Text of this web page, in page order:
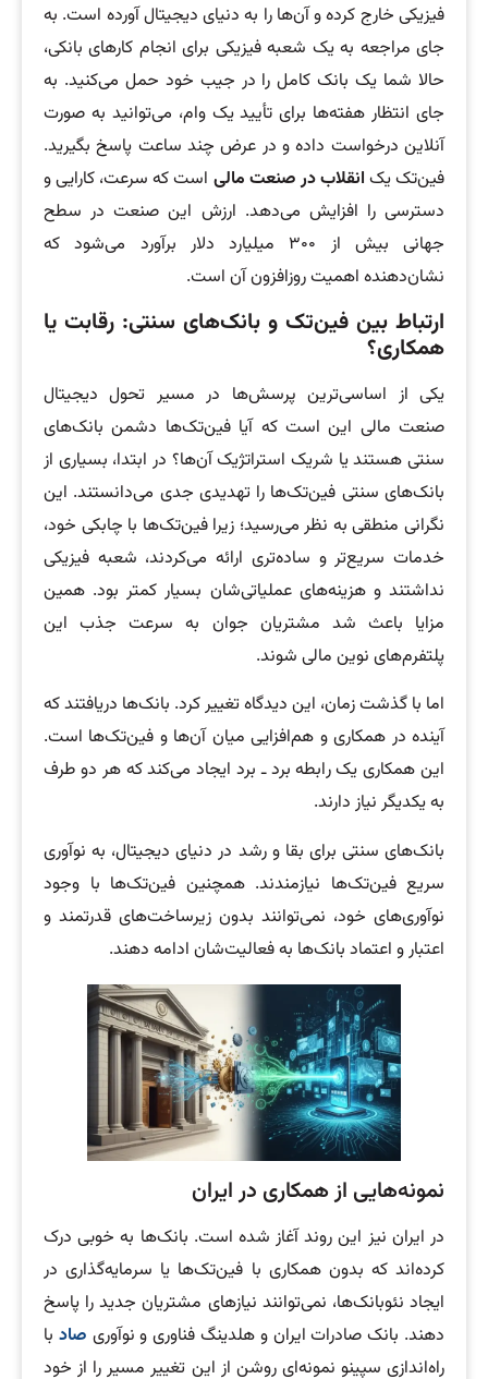
فیزیکی خارج کرده و آن‌ها را به دنیای دیجیتال آورده است. به
جای مراجعه به یک شعبه فیزیکی برای انجام کارهای بانکی،
حالا شما یک بانک کامل را در جیب خود حمل می‌کنید. به
جای انتظار هفته‌ها برای تأیید یک وام، می‌توانید به صورت
آنلاین درخواست داده و در عرض چند ساعت پاسخ بگیرید.
فین‌تک یک انقلاب در صنعت مالی است که سرعت، کارایی و
دسترسی را افزایش می‌دهد. ارزش این صنعت در سطح
جهانی بیش از ۳۰۰ میلیارد دلار برآورد می‌شود که
نشان‌دهنده اهمیت روزافزون آن است.
ارتباط بین فین‌تک و بانک‌های سنتی: رقابت یا
همکاری؟
یکی از اساسی‌ترین پرسش‌ها در مسیر تحول دیجیتال
صنعت مالی این است که آیا فین‌تک‌ها دشمن بانک‌های
سنتی هستند یا شریک استراتژیک آن‌ها؟ در ابتدا، بسیاری از
بانک‌های سنتی فین‌تک‌ها را تهدیدی جدی می‌دانستند. این
نگرانی منطقی به نظر می‌رسید؛ زیرا فین‌تک‌ها با چابکی خود،
خدمات سریع‌تر و ساده‌تری ارائه می‌کردند، شعبه فیزیکی
نداشتند و هزینه‌های عملیاتی‌شان بسیار کمتر بود. همین
مزایا باعث شد مشتریان جوان به سرعت جذب این
پلتفرم‌های نوین مالی شوند.
اما با گذشت زمان، این دیدگاه تغییر کرد. بانک‌ها دریافتند که
آینده در همکاری و هم‌افزایی میان آن‌ها و فین‌تک‌ها است.
این همکاری یک رابطه برد ـ برد ایجاد می‌کند که هر دو طرف
به یکدیگر نیاز دارند.
بانک‌های سنتی برای بقا و رشد در دنیای دیجیتال، به نوآوری
سریع فین‌تک‌ها نیازمندند. همچنین فین‌تک‌ها با وجود
نوآوری‌های خود، نمی‌توانند بدون زیرساخت‌های قدرتمند و
اعتبار و اعتماد بانک‌ها به فعالیت‌شان ادامه دهند.
نمونه‌هایی از همکاری در ایران
در ایران نیز این روند آغاز شده است. بانک‌ها به خوبی درک
کرده‌اند که بدون همکاری با فین‌تک‌ها یا سرمایه‌گذاری در
ایجاد نئوبانک‌ها، نمی‌توانند نیازهای مشتریان جدید را پاسخ
دهند. بانک صادرات ایران و هلدینگ فناوری و نوآوری صاد با
راه‌اندازی سپینو نمونه‌ای روشن از این تغییر مسیر را از خود